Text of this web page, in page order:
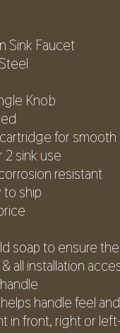
Sink Faucet
Knob
cartridge for
2 sink use
corrosion resistant
to ship
soap to ensure
& all installation
helps handle feel
in front, right or